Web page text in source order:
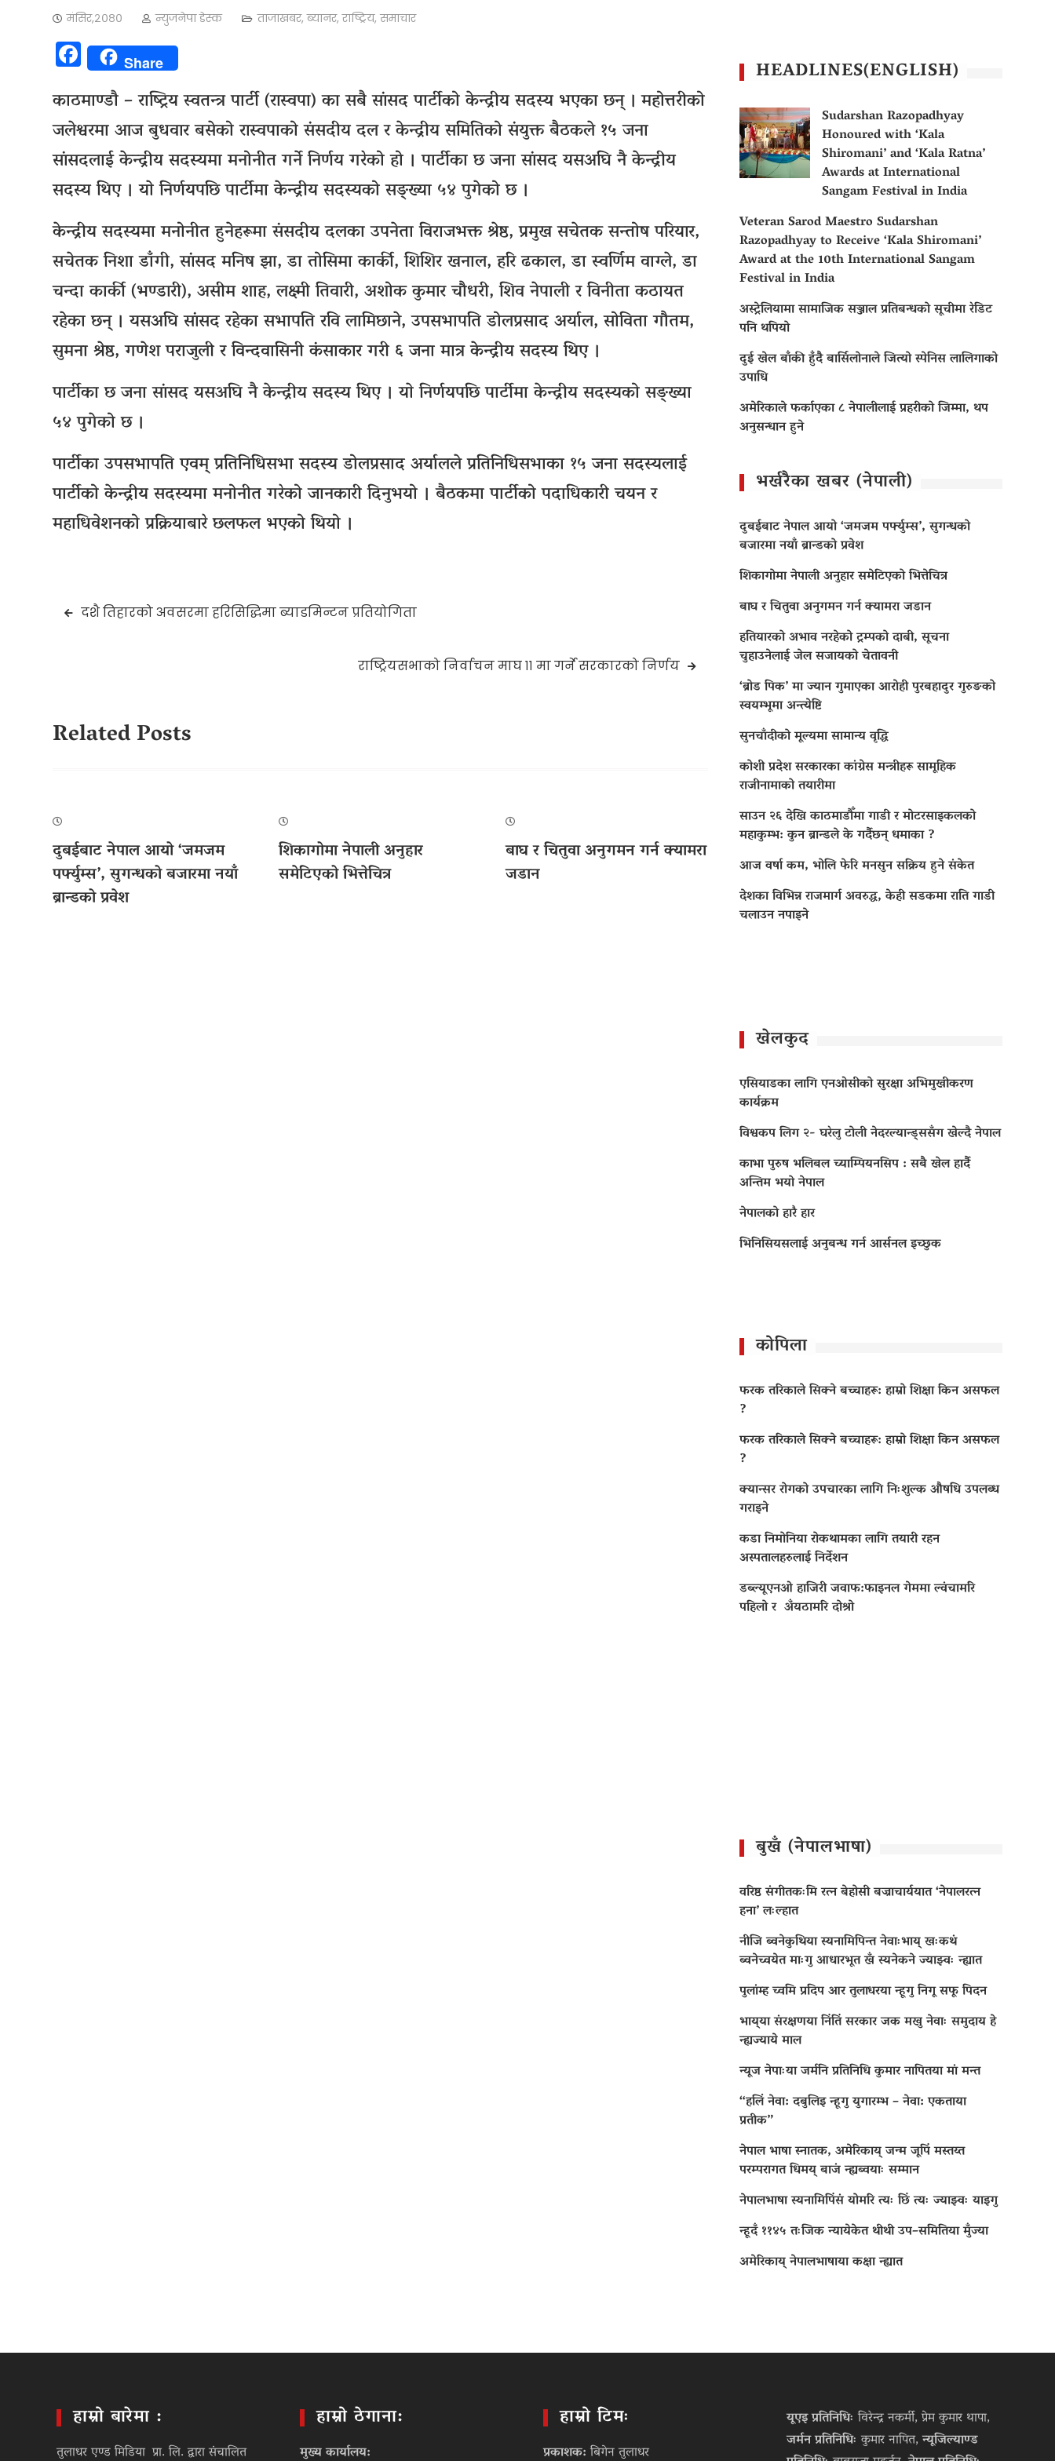
मंसिर,२०८० न्युजनेपा डेस्क ताजाखबर,ब्यानर,राष्ट्रिय, समाचार
Facebook
Share
काठमाण्डाै – राष्ट्रिय स्वतन्त्र पार्टी (रास्वपा) का सबै सांसद पार्टीको केन्द्रीय सदस्य भएका छन् ।महोत्तरीको
जलेश्वरमा आज बुधवार बसेको रास्वपाको संसदीय दल र केन्द्रीय समितिको संयुक्त बैठकले १५ जना
सांसदलाई केन्द्रीय सदस्यमा मनोनीत गर्ने निर्णय गरेको हो । पार्टीका छ जना सांसद यसअघि नै केन्द्रीय
सदस्य थिए । याे निर्णयपछि पार्टीमा केन्द्रीय सदस्यको सङ्ख्या ५४ पुगेको छ ।
केन्द्रीय सदस्यमा मनोनीत हुनेहरूमा संसदीय दलका उपनेता विराजभक्त श्रेष्ठ, प्रमुख सचेतक सन्तोष परियार,
सचेतक निशा डाँगी, सांसद मनिष झा, डा तोसिमा कार्की, शिशिर खनाल, हरि ढकाल, डा स्वर्णिम वाग्ले, डा
चन्दा कार्की (भण्डारी), असीम शाह, लक्ष्मी तिवारी, अशोक कुमार चौधरी, शिव नेपाली र विनीता कठायत
रहेका छन् । यसअघि सांसद रहेका सभापति रवि लामिछाने, उपसभापति डोलप्रसाद अर्याल, सोविता गौतम,
सुमना श्रेष्ठ, गणेश पराजुली र विन्दवासिनी कंसाकार गरी ६ जना मात्र केन्द्रीय सदस्य थिए ।
पार्टीका छ जना सांसद यसअघि नै केन्द्रीय सदस्य थिए । याे निर्णयपछि पार्टीमा केन्द्रीय सदस्यको सङ्ख्या
५४ पुगेको छ ।
पार्टीका उपसभापति एवम् प्रतिनिधिसभा सदस्य डोलप्रसाद अर्यालले प्रतिनिधिसभाका १५ जना सदस्यलाई
पार्टीको केन्द्रीय सदस्यमा मनोनीत गरेको जानकारी दिनुभयो । बैठकमा पार्टीको पदाधिकारी चयन र
महाधिवेशनको प्रक्रियाबारे छलफल भएको थियो ।
Postदशै तिहारको अवसरमा हरिसिद्धिमा ब्याडमिन्टन प्रतियोगिता
राष्ट्रियसभाको निर्वाचन माघ ११ मा गर्ने सरकारको निर्णय
Related Posts
दुबईबाट नेपाल आयो ‘जमजम
पर्फ्युम्स’, सुगन्धको बजारमा नयाँ
ब्रान्डको प्रवेश
शिकागोमा नेपाली अनुहार
समेटिएको भित्तेचित्र
बाघ र चितुवा अनुगमन गर्न क्यामरा
जडान
HEADLINES(ENGLISH)
Sudarshan Razopadhyay
Honoured with ‘Kala
Shiromani’ and ‘Kala Ratna’
Awards at International
Sangam Festival in India
Veteran Sarod Maestro Sudarshan
Razopadhyay to Receive ‘Kala Shiromani’
Award at the 10th International Sangam
Festival in India
अस्ट्रेलियामा सामाजिक सञ्जाल प्रतिबन्धको सूचीमा रेडिट
पनि थपियो
दुई खेल बाँकी हुँदै बार्सिलोनाले जित्यो स्पेनिस लालिगाको
उपाधि
अमेरिकाले फर्काएका ८ नेपालीलाई प्रहरीको जिम्मा, थप
अनुसन्धान हुने
भर्खरैका खबर (नेपाली)
दुबईबाट नेपाल आयो ‘जमजम पर्फ्युम्स’, सुगन्धको
बजारमा नयाँ ब्रान्डको प्रवेश
शिकागोमा नेपाली अनुहार समेटिएको भित्तेचित्र
बाघ र चितुवा अनुगमन गर्न क्यामरा जडान
हतियारको अभाव नरहेको ट्रम्पको दाबी, सूचना
चुहाउनेलाई जेल सजायको चेतावनी
‘ब्रोड पिक’ मा ज्यान गुमाएका आराेही पुरबहादुर गुरुङको
स्वयम्भूमा अन्त्येष्टि
सुनचाँदीको मूल्यमा सामान्य वृद्धि
कोशी प्रदेश सरकारका कांग्रेस मन्त्रीहरू सामूहिक
राजीनामाको तयारीमा
साउन २६ देखि काठमाडौँमा गाडी र मोटरसाइकलको
महाकुम्भ: कुन ब्रान्डले के गर्दैछन् धमाका ?
आज वर्षा कम, भोलि फेरि मनसुन सक्रिय हुने संकेत
देशका विभिन्न राजमार्ग अवरुद्ध, केही सडकमा राति गाडी
चलाउन नपाइने
खेलकुद
एसियाडका लागि एनओसीको सुरक्षा अभिमुखीकरण
कार्यक्रम
विश्वकप लिग २- घरेलु टोली नेदरल्यान्ड्ससँग खेल्दै नेपाल
काभा पुरुष भलिबल च्याम्पियनसिप : सबै खेल हार्दै
अन्तिम भयो नेपाल
नेपालको हारै हार
भिनिसियसलाई अनुबन्ध गर्न आर्सनल इच्छुक
कोपिला
फरक तरिकाले सिक्ने बच्चाहरू: हाम्रो शिक्षा किन असफल
?
फरक तरिकाले सिक्ने बच्चाहरू: हाम्रो शिक्षा किन असफल
?
क्यान्सर रोगको उपचारका लागि निःशुल्क औषधि उपलब्ध
गराइने
कडा निमोनिया रोकथामका लागि तयारी रहन
अस्पतालहरुलाई निर्देशन
डब्ल्यूएनओ हाजिरी जवाफ:फाइनल गेममा ल्वंचामरि
पहिलो र अँयठामरि दोश्रो
बुखँ (नेपालभाषा)
वरिष्ठ संगीतकःमि रत्न बेहोसी बज्राचार्ययात ‘नेपालरत्न
हना’ लःल्हात
नीजि ब्वनेकुथिया स्यनामिपिन्त नेवाःभाय् खःकथं
ब्वनेच्वयेत माःगु आधारभूत खँ स्यनेकने ज्याझ्वः न्ह्यात
पुलांम्ह च्वमि प्रदिप आर तुलाधरया न्हूगु निगू सफू पिदन
भाय्‌या संरक्षणया निंतिं सरकार जक मखु नेवाः समुदाय हे
न्ह्यज्याये माल
न्यूज नेपाःया जर्मनि प्रतिनिधि कुमार नापितया मां मन्त
“हलिं नेवा: दबुलिइ न्हूगु युगारम्भ – नेवा: एकताया
प्रतीक”
नेपाल भाषा स्नातक, अमेरिकाय् जन्म जूपिं मस्तय्त
परम्परागत धिमय् बाजं न्ह्यब्वयाः सम्मान
नेपालभाषा स्यनामिपिंसं योमरि त्यः छिं त्यः ज्याझ्वः याइगु
न्हूदँ ११४५ तःजिक न्यायेकेत थीथी उप–समितिया मुँज्या
अमेरिकाय् नेपालभाषाया कक्षा न्ह्यात
हाम्रो बारेमा :
तुलाधर एण्ड मिडिया प्रा. लि. द्वारा संचालित
हाम्रो ठेगाना:
मुख्य कार्यालय:
हाम्रो टिमः
प्रकाशक: बिगेन तुलाधर
यूएइ प्रतिनिधिः विरेन्द्र नकर्मी, प्रेम कुमार थापा,
जर्मन प्रतिनिधिः कुमार नापित,न्यूजिल्याण्ड